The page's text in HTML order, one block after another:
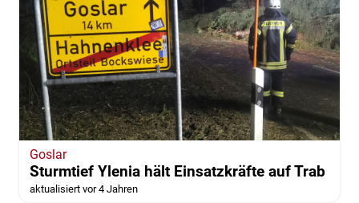
Goslar
Sturmtief Ylenia hält Einsatzkräfte auf Trab
aktualisiert vor 4 Jahren